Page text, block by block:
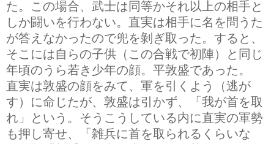
た。この場合、武士は同等かそれ以上の相手と
しか闘いを行わない。直実は相手に名を問うた
が答えなかったので兜を剝ぎ取った。すると、
そこには自らの子供（この合戦で初陣）と同じ
年頃のうら若き少年の顔。平敦盛であった。
直実は敦盛の顔をみて、軍を引くよう（逃が
す）に命じたが、敦盛は引かず、「我が首を取
れ」という。そうこうしている内に直実の軍勢
も押し寄せ、「雑兵に首を取られるくらいな